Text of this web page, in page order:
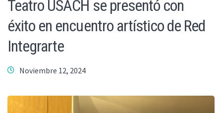
Teatro USACH se presentó con
éxito en encuentro artístico de Red
Integrarte
Noviembre 12, 2024